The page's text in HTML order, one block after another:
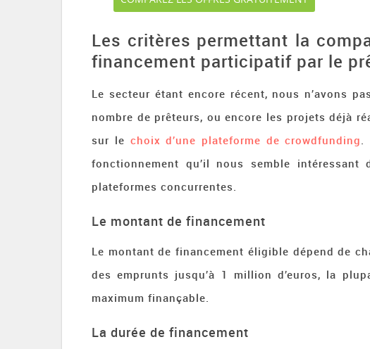
Les critères permettant la
financement participatif par le
Le secteur étant encore récent, nous n’avons
nombre de prêteurs, ou encore les projets déjà
sur le choix d’une plateforme de crowdfunding.
fonctionnement qu’il nous semble
plateformes concurrentes.
Le montant de financement
Le montant de financement éligible dépend de
des emprunts jusqu’à 1 million d’euros, la
maximum finançable.
La durée de financement